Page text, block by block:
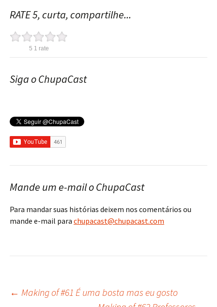
RATE 5, curta, compartilhe...
5 1 rate
Siga o ChupaCast
Mande um e-mail o ChupaCast
Para mandar suas histórias deixem nos comentários ou
mande e-mail para chupacast@chupacast.com
← Making of #61 É uma bosta mas eu gosto